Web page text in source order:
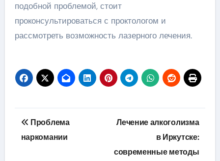
подобной проблемой, стоит
проконсультироваться с проктологом и
рассмотреть возможность лазерного лечения.
Навигация
по
Проблема
наркомании
Лечение алкоголизма
в Иркутске:
современные методы